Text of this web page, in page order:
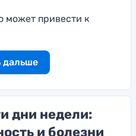
может привести к
дальше
дни недели:
и болезни